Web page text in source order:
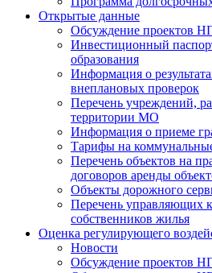
Открытые данные
Обсуждение проектов
Инвестиционный
образования
Информация о
внеплановых проверок
Перечень учреждений,
территории МО
Информация о приеме
Тарифы на
Перечень объектов на
договоров аренды
Объекты дорожного
Перечень управляющих
собственников жилья
Оценка регулирующего
Новости
Обсуждение проектов